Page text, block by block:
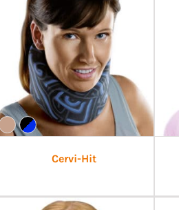
Cervi-Hit